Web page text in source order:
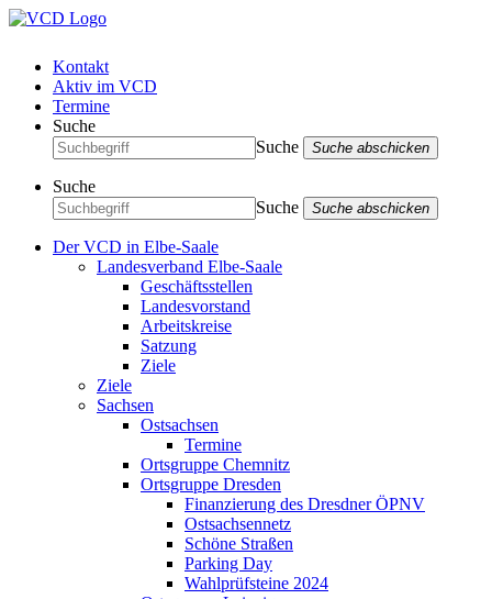
Kontakt
Aktiv im VCD
Termine
Suche
Suche
Suche abschicken
Suche
Suche
Suche abschicken
Der VCD in Elbe-Saale
Landesverband Elbe-Saale
Geschäftsstellen
Landesvorstand
Arbeitskreise
Satzung
Ziele
Ziele
Sachsen
Ostsachsen
Termine
Ortsgruppe Chemnitz
Ortsgruppe Dresden
Finanzierung des Dresdner ÖPNV
Ostsachsennetz
Schöne Straßen
Parking Day
Wahlprüfsteine 2024